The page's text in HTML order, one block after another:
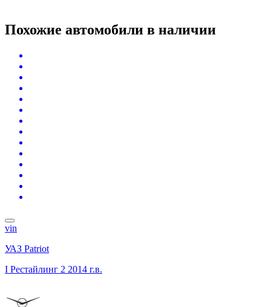
Похожие автомобили в наличии
vin
УАЗ Patriot
I Рестайлинг 2 2014 г.в.